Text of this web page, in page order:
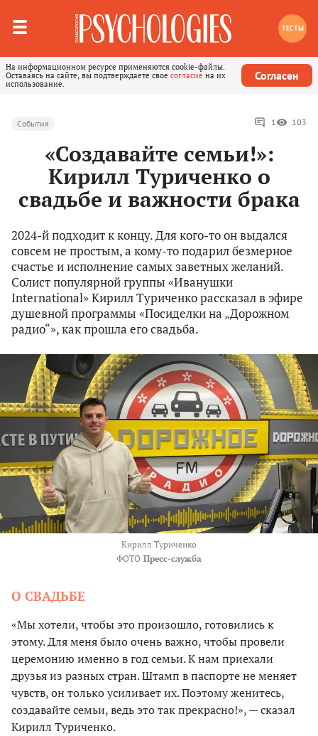
ТЕСТЫ
На информационном ресурсе применяются cookie-файлы.
Оставаясь на сайте, вы подтверждаете свое согласие на их
использование.
Согласен
События 1 103
«Создавайте семьи!»:
Кирилл Туриченко о
свадьбе и важности брака
2024-й подходит к концу. Для кого-то он выдался
совсем не простым, а кому-то подарил безмерное
счастье и исполнение самых заветных желаний.
Солист популярной группы «Иванушки
International» Кирилл Туриченко рассказал в эфире
душевной программы «Посиделки на „Дорожном
радио“», как прошла его свадьба.
Кирилл Туриченко
ФОТО Пресс-служба
О СВАДЬБЕ
«Мы хотели, чтобы это произошло, готовились к
этому. Для меня было очень важно, чтобы провели
церемонию именно в год семьи. К нам приехали
друзья из разных стран. Штамп в паспорте не меняет
чувств, он только усиливает их. Поэтому женитесь,
создавайте семьи, ведь это так прекрасно!», — сказал
Кирилл Туриченко.